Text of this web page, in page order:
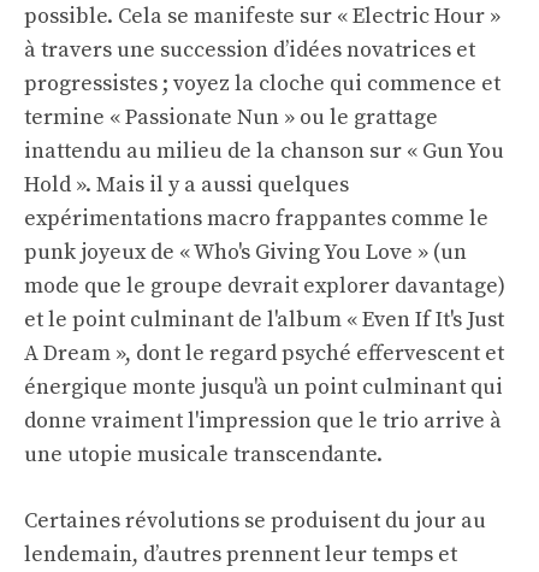
possible. Cela se manifeste sur « Electric Hour »
à travers une succession d’idées novatrices et
progressistes ; voyez la cloche qui commence et
termine « Passionate Nun » ou le grattage
inattendu au milieu de la chanson sur « Gun You
Hold ». Mais il y a aussi quelques
expérimentations macro frappantes comme le
punk joyeux de « Who's Giving You Love » (un
mode que le groupe devrait explorer davantage)
et le point culminant de l'album « Even If It's Just
A Dream », dont le regard psyché effervescent et
énergique monte jusqu'à un point culminant qui
donne vraiment l'impression que le trio arrive à
une utopie musicale transcendante.
Certaines révolutions se produisent du jour au
lendemain, d’autres prennent leur temps et